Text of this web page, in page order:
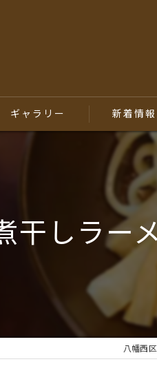
ギャラリー 新着情報
干しラー
八幡西